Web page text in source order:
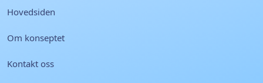
Hovedsiden
Om konseptet
Kontakt oss